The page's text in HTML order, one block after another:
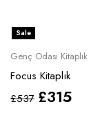
Sale
Genç Odası Kitaplık
Focus Kitaplık
£537 £315